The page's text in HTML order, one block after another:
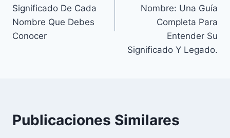
entradas
Significado De Cada
Nombre Que Debes
Conocer
Nombre: Una Guía
Completa Para
Entender Su
Significado Y Legado.
Publicaciones Similares